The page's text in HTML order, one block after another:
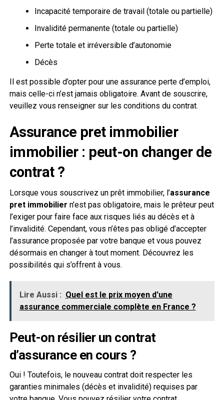
Incapacité temporaire de travail (totale ou partielle)
Invalidité permanente (totale ou partielle)
Perte totale et irréversible d’autonomie
Décès
Il est possible d’opter pour une assurance perte d’emploi,
mais celle-ci n’est jamais obligatoire. Avant de souscrire,
veuillez vous renseigner sur les conditions du contrat.
Assurance pret immobilier
immobilier : peut-on changer de
contrat ?
Lorsque vous souscrivez un prêt immobilier, l’assurance
pret immobilier n’est pas obligatoire, mais le prêteur peut
l’exiger pour faire face aux risques liés au décès et à
l’invalidité. Cependant, vous n’êtes pas obligé d’accepter
l’assurance proposée par votre banque et vous pouvez
désormais en changer à tout moment. Découvrez les
possibilités qui s’offrent à vous.
Lire Aussi : Quel est le prix moyen d'une
assurance commerciale complète en France ?
Peut-on résilier un contrat
d’assurance en cours ?
Oui ! Toutefois, le nouveau contrat doit respecter les
garanties minimales (décès et invalidité) requises par